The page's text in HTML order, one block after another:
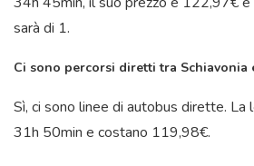
sarà di 1.
Ci sono percorsi diretti tra Schiavonia
Sì, ci sono linee di autobus dirette. La
31h 50min e costano 119,98€.